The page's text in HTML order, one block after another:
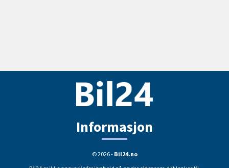
Informasjon
© 2026 -Bil24.no